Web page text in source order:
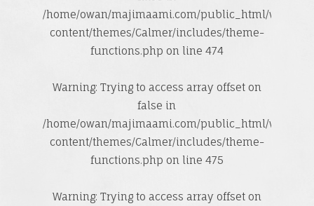
/home/owan/majimaami.com/public_html/wp-
content/themes/Calmer/includes/theme-
functions.php on line 474
Warning: Trying to access array offset on
false in
/home/owan/majimaami.com/public_html/wp-
content/themes/Calmer/includes/theme-
functions.php on line 475
Warning: Trying to access array offset on